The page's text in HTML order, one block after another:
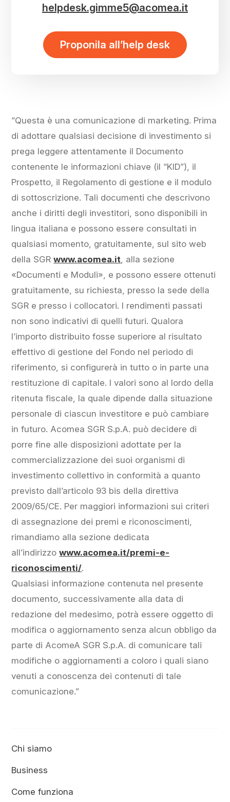
helpdesk.gimme5@acomea.it
Proponila all’help desk
“Questa è una comunicazione di marketing. Prima
di adottare qualsiasi decisione di investimento si
prega leggere attentamente il Documento
contenente le informazioni chiave (il “KID”), il
Prospetto, il Regolamento di gestione e il modulo
di sottoscrizione. Tali documenti che descrivono
anche i diritti degli investitori, sono disponibili in
lingua italiana e possono essere consultati in
qualsiasi momento, gratuitamente, sul sito web
della SGRwww.acomea.it, alla sezione
«Documenti e Moduli», e possono essere ottenuti
gratuitamente, su richiesta, presso la sede della
SGR e presso i collocatori. I rendimenti passati
non sono indicativi di quelli futuri. Qualora
l’importo distribuito fosse superiore al risultato
effettivo di gestione del Fondo nel periodo di
riferimento, si configurerà in tutto o in parte una
restituzione di capitale. I valori sono al lordo della
ritenuta fiscale, la quale dipende dalla situazione
personale di ciascun investitore e può cambiare
in futuro. Acomea SGR S.p.A. può decidere di
porre fine alle disposizioni adottate per la
commercializzazione dei suoi organismi di
investimento collettivo in conformità a quanto
previsto dall’articolo 93 bis della direttiva
2009/65/CE. Per maggiori informazioni sui criteri
di assegnazione dei premi e riconoscimenti,
rimandiamo alla sezione dedicata
all’indirizzowww.acomea.it/premi-e-
riconoscimenti/.
Qualsiasi informazione contenuta nel presente
documento, successivamente alla data di
redazione del medesimo, potrà essere oggetto di
modifica o aggiornamento senza alcun obbligo da
parte di AcomeA SGR S.p.A. di comunicare tali
modifiche o aggiornamenti a coloro i quali siano
venuti a conoscenza dei contenuti di tale
comunicazione.”
Chi siamo
Business
Come funziona